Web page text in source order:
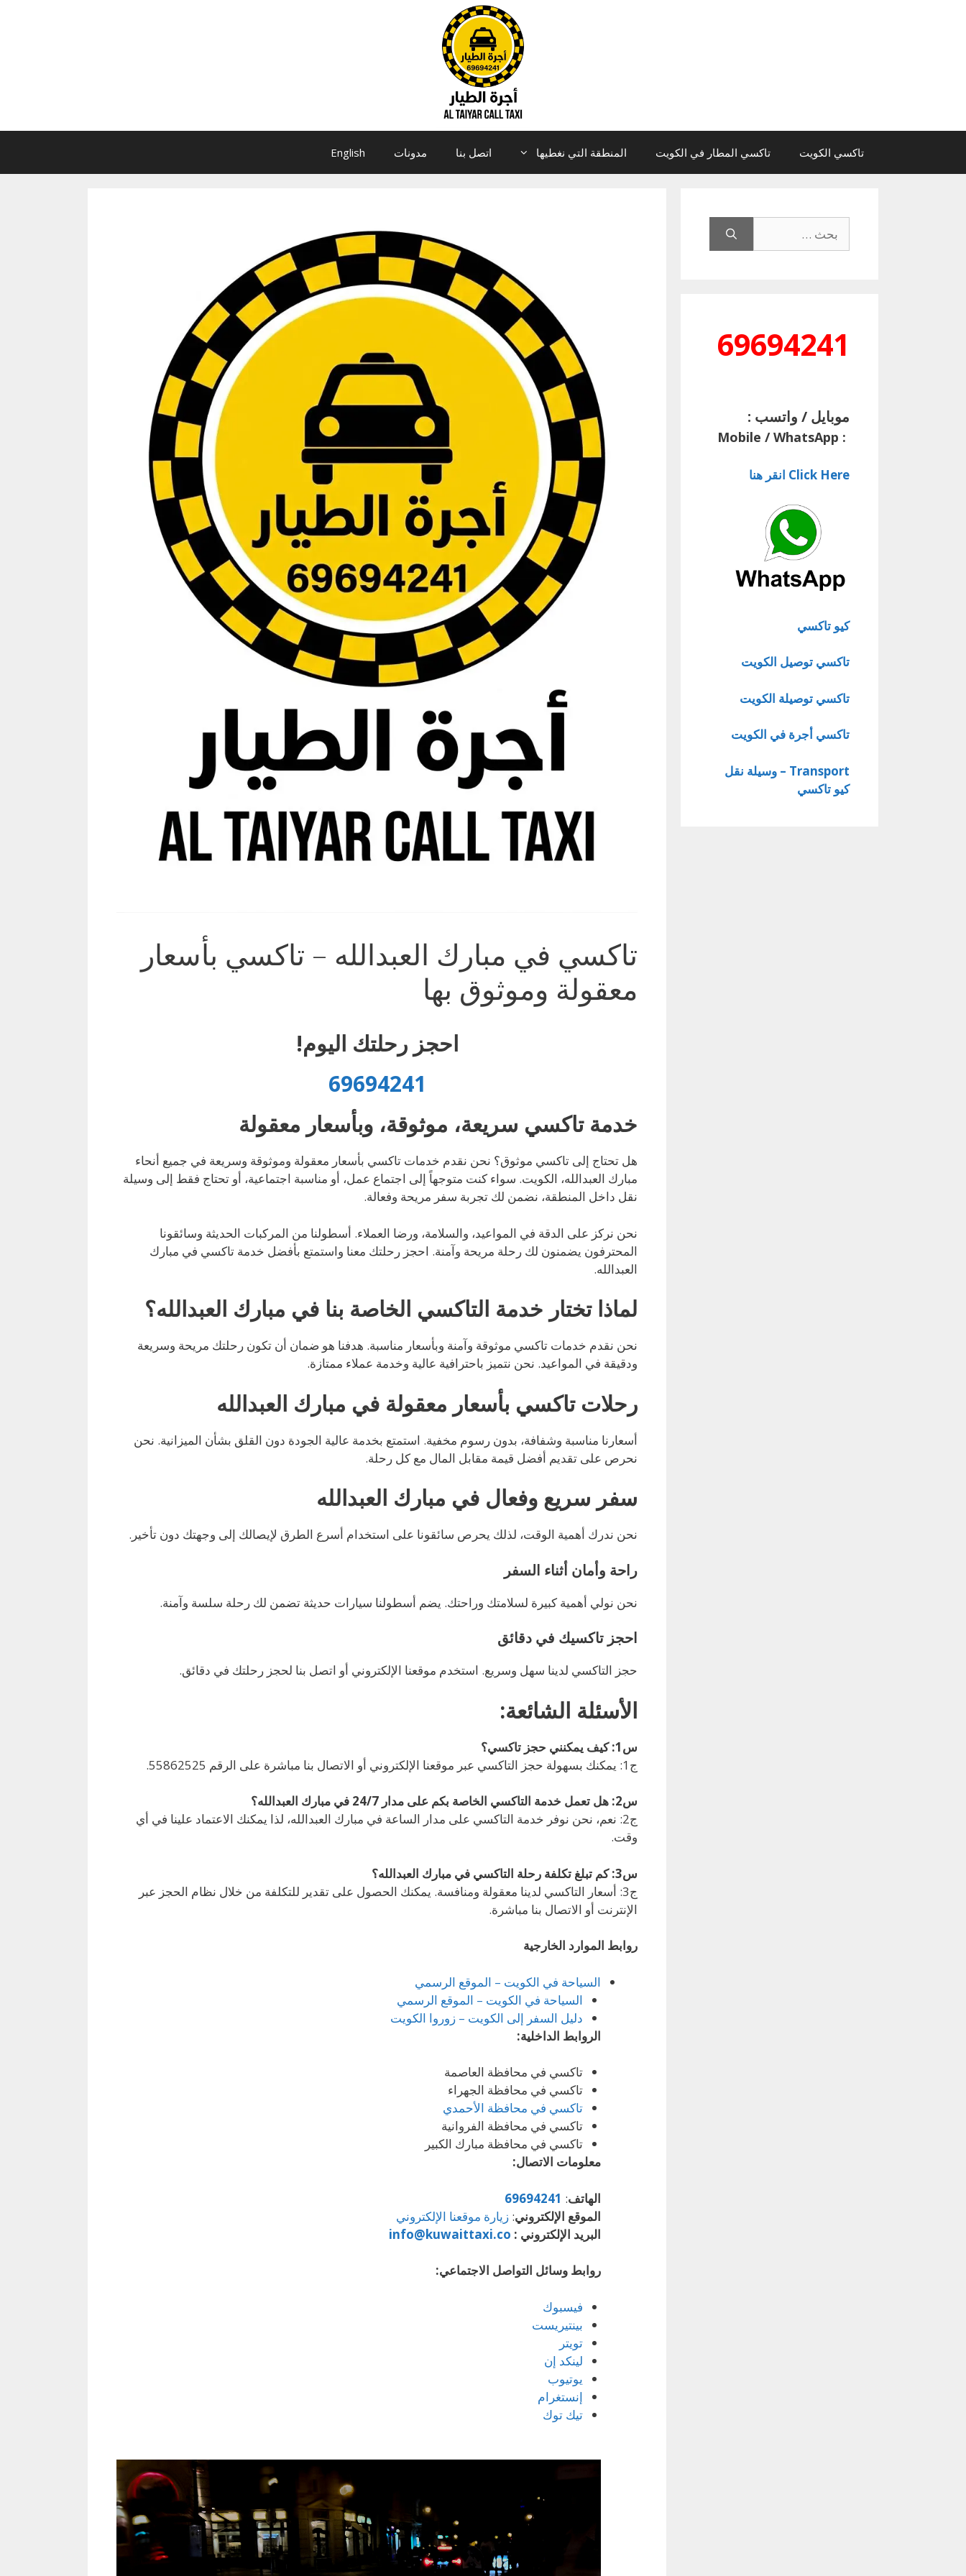
تاكسي الكويت تاكسي المطار في الكويت المنطقة التي نغطيها اتصل بنا مدونات English
تاكسي في مبارك العبدالله – تاكسي بأسعار
معقولة وموثوق بها
احجز رحلتك اليوم!
69694241
خدمة تاكسي سريعة، موثوقة، وبأسعار معقولة
هل تحتاج إلى تاكسي موثوق؟ نحن نقدم خدمات تاكسي بأسعار معقولة وموثوقة وسريعة في جميع أنحاء
مبارك العبدالله، الكويت. سواء كنت متوجهاً إلى اجتماع عمل، أو مناسبة اجتماعية، أو تحتاج فقط إلى وسيلة
نقل داخل المنطقة، نضمن لك تجربة سفر مريحة وفعالة.
نحن نركز على الدقة في المواعيد، والسلامة، ورضا العملاء. أسطولنا من المركبات الحديثة وسائقونا
المحترفون يضمنون لك رحلة مريحة وآمنة. احجز رحلتك معنا واستمتع بأفضل خدمة تاكسي في مبارك
العبدالله.
لماذا تختار خدمة التاكسي الخاصة بنا في مبارك العبدالله؟
نحن نقدم خدمات تاكسي موثوقة وآمنة وبأسعار مناسبة. هدفنا هو ضمان أن تكون رحلتك مريحة وسريعة
ودقيقة في المواعيد. نحن نتميز باحترافية عالية وخدمة عملاء ممتازة.
رحلات تاكسي بأسعار معقولة في مبارك العبدالله
أسعارنا مناسبة وشفافة، بدون رسوم مخفية. استمتع بخدمة عالية الجودة دون القلق بشأن الميزانية. نحن
نحرص على تقديم أفضل قيمة مقابل المال مع كل رحلة.
سفر سريع وفعال في مبارك العبدالله
نحن ندرك أهمية الوقت، لذلك يحرص سائقونا على استخدام أسرع الطرق لإيصالك إلى وجهتك دون تأخير.
راحة وأمان أثناء السفر
نحن نولي أهمية كبيرة لسلامتك وراحتك. يضم أسطولنا سيارات حديثة تضمن لك رحلة سلسة وآمنة.
احجز تاكسيك في دقائق
حجز التاكسي لدينا سهل وسريع. استخدم موقعنا الإلكتروني أو اتصل بنا لحجز رحلتك في دقائق.
الأسئلة الشائعة:
س1: كيف يمكنني حجز تاكسي؟
ج1: يمكنك بسهولة حجز التاكسي عبر موقعنا الإلكتروني أو الاتصال بنا مباشرة على الرقم 55862525.
س2: هل تعمل خدمة التاكسي الخاصة بكم على مدار 24/7 في مبارك العبدالله؟
ج2: نعم، نحن نوفر خدمة التاكسي على مدار الساعة في مبارك العبدالله، لذا يمكنك الاعتماد علينا في أي
وقت.
س3: كم تبلغ تكلفة رحلة التاكسي في مبارك العبدالله؟
ج3: أسعار التاكسي لدينا معقولة ومنافسة. يمكنك الحصول على تقدير للتكلفة من خلال نظام الحجز عبر
الإنترنت أو الاتصال بنا مباشرة.
روابط الموارد الخارجية
السياحة في الكويت – الموقع الرسمي
السياحة في الكويت – الموقع الرسمي
دليل السفر إلى الكويت – زوروا الكويت
الروابط الداخلية:
تاكسي في محافظة العاصمة
تاكسي في محافظة الجهراء
تاكسي في محافظة الأحمدي
تاكسي في محافظة الفروانية
تاكسي في محافظة مبارك الكبير
معلومات الاتصال:
الهاتف:
69694241
الموقع الإلكتروني: زيارة موقعنا الإلكتروني
البريد الإلكتروني : info@kuwaittaxi.co
روابط وسائل التواصل الاجتماعي:
فيسبوك
بينتيريست
تويتر
لينكد إن
يوتيوب
إنستغرام
تيك توك
عن:
69694241
موبايل / واتسب :
:
Mobile / WhatsApp
Click Here انقر هنا
كيو تاكسي
تاكسي توصيل الكويت
تاكسي توصيلة الكويت
تاكسي أجرة في الكويت
Transport – وسيلة نقل
كيو تاكسي